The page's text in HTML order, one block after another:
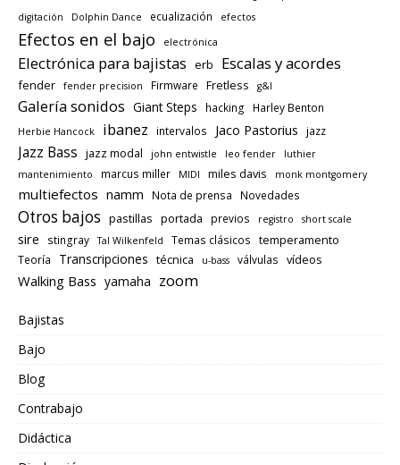
digitación
Dolphin Dance ecualización efectos
Efectos en el bajo electrónica
Electrónica para bajistas erb Escalas y acordes
fender fender precision Firmware Fretless g&l
Galería sonidos Giant Steps hacking Harley Benton
Herbie Hancock ibanez intervalos Jaco Pastorius jazz
Jazz Bass jazz modal john entwistle leo fender
luthier
mantenimiento
marcus miller MIDI miles davis monk montgomery
multiefectos namm Nota de prensa Novedades
Otros bajos pastillas portada previos registro short scale
sire stingray Tal Wilkenfeld Temas clásicos temperamento
Teoría Transcripciones técnica u-bass válvulas vídeos
Walking Bass yamaha zoom
Bajistas
Bajo
Blog
Contrabajo
Didáctica